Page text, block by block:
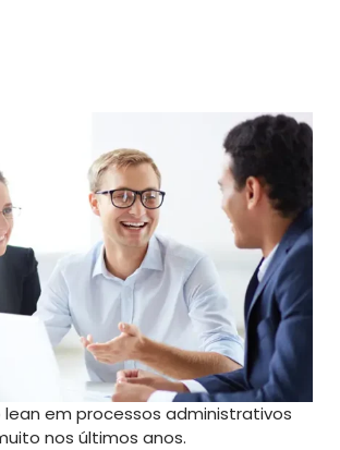
em processos administrativos
nos últimos anos.